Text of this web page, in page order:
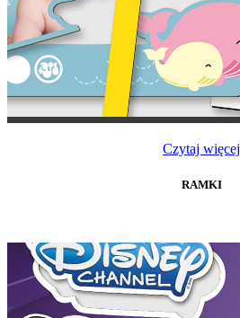
Czytaj więcej
RAMKI